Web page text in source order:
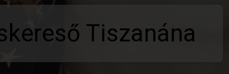
Tiszanána